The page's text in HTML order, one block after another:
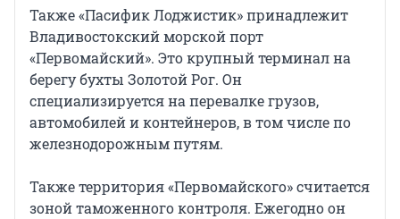
Также «Пасифик Лоджистик» принадлежит
Владивостокский морской порт
«Первомайский». Это крупный терминал на
берегу бухты Золотой Рог. Он
специализируется на перевалке грузов,
автомобилей и контейнеров, в том числе по
железнодорожным путям.
Также территория «Первомайского» считается
зоной таможенного контроля. Ежегодно он